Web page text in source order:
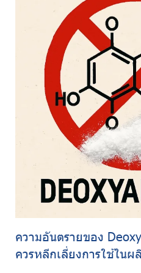
ความอันตรายของ
ควรหลีกเลี่ยงการใช้ใน